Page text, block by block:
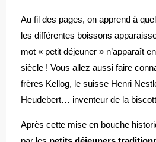
Au fil des pages, on apprend à
les différentes boissons
mot « petit déjeuner » n’apparaît
siècle ! Vous allez aussi faire
frères Kellog, le suisse Henri
Heudebert… inventeur de la
Après cette mise en bouche